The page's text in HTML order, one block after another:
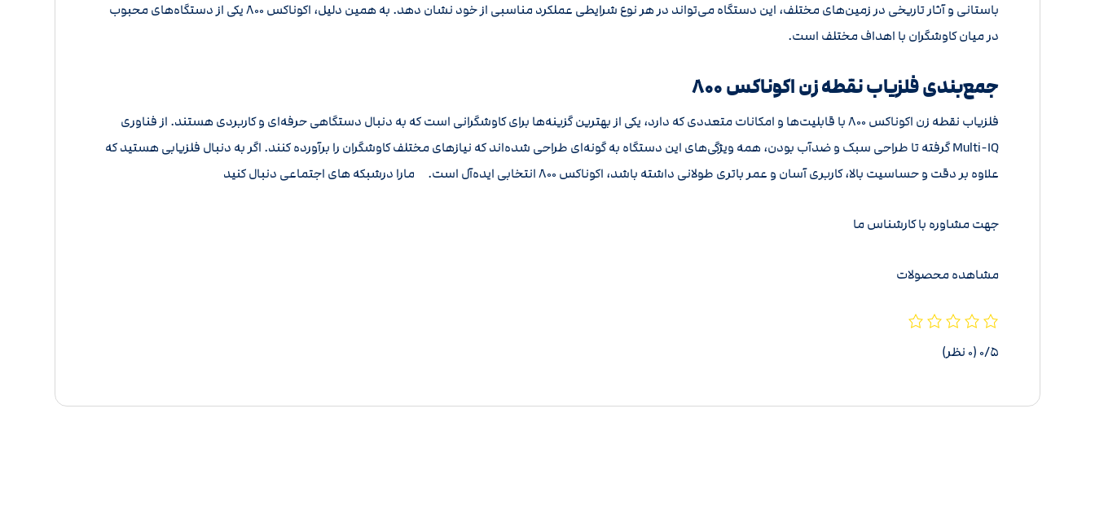
باستانی و آثار تاریخی در زمین‌های مختلف، این دستگاه می‌تواند در هر نوع شرایطی عملکرد مناسبی از خود نشان دهد. به همین دلیل، اکوناکس ۸۰۰ یکی از دستگاه‌های محبوب
در میان کاوشگران با اهداف مختلف است.
جمع‌بندی فلزیاب نقطه زن اکوناکس ۸۰۰
فلزیاب نقطه زن اکوناکس ۸۰۰ با قابلیت‌ها و امکانات متعددی که دارد، یکی از بهترین گزینه‌ها برای کاوشگرانی است که به دنبال دستگاهی حرفه‌ای و کاربردی هستند. از فناوری
Multi-IQ گرفته تا طراحی سبک و ضدآب بودن، همه ویژگی‌های این دستگاه به گونه‌ای طراحی شده‌اند که نیازهای مختلف کاوشگران را برآورده کنند. اگر به دنبال فلزیابی هستید که
علاوه بر دقت و حساسیت بالا، کاربری آسان و عمر باتری طولانی داشته باشد، اکوناکس ۸۰۰ انتخابی ایده‌آل است. م
ارا درشبکه های اجتماعی دنبال کنید
جهت مشاوره با کارشناس ما
مشاهده محصولات
‫۰/۵ ‫(۰ نظر)